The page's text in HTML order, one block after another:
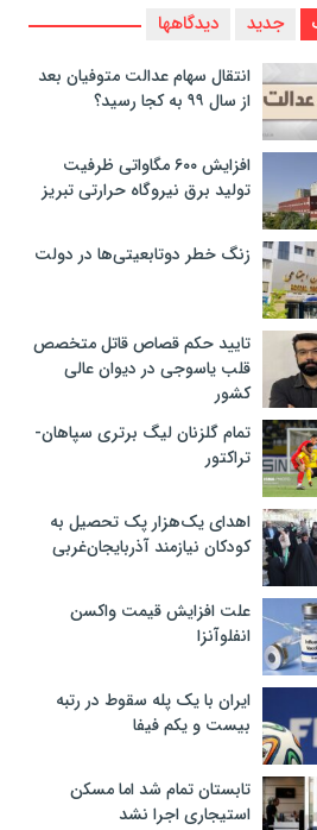
جدید دیدگاهها
انتقال سهام عدالت متوفیان بعد
از سال ۹۹ به کجا رسید؟
افزایش ۶۰۰ مگاواتی ظرفیت
تولید برق نیروگاه حرارتی تبریز
زنگ خطر دوتابعیتی‌ها در دولت
تایید حکم قصاص قاتل متخصص
قلب یاسوجی در دیوان عالی
کشور
تمام گلزنان لیگ‌ برتری سپاهان-
تراکتور
اهدای یک‌هزار پک تحصیل به
کودکان نیازمند آذربایجان‌غربی
علت افزایش قیمت واکسن
انفلوآنزا
ایران با یک پله سقوط در رتبه
بیست و یکم فیفا
تابستان تمام شد اما مسکن
استیجاری اجرا نشد